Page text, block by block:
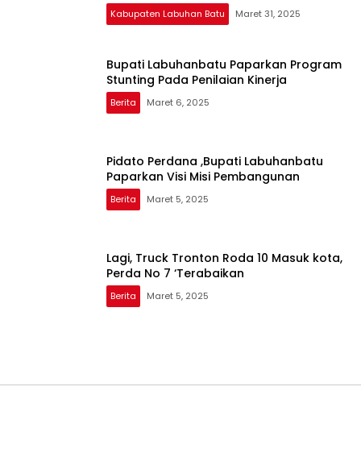
Kabupaten Labuhan Batu Maret 31, 2025
Bupati Labuhanbatu Paparkan Program
Stunting Pada Penilaian Kinerja
Berita Maret 6, 2025
Pidato Perdana ,Bupati Labuhanbatu
Paparkan Visi Misi Pembangunan
Berita Maret 5, 2025
Lagi, Truck Tronton Roda 10 Masuk kota,
Perda No 7 ‘Terabaikan
Berita Maret 5, 2025